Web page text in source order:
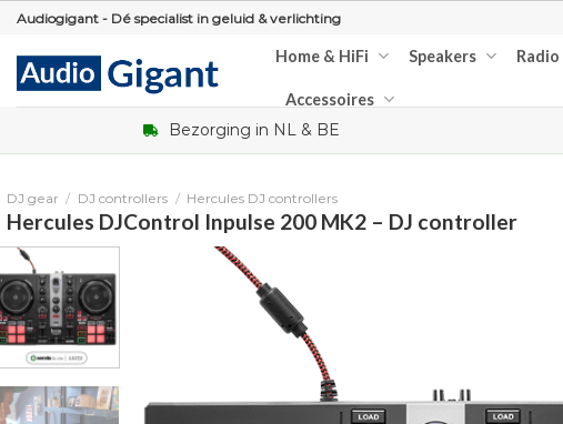
Skip
content
Audiogigant - Dé specialist in geluid & verlichting
Home & HiFi Speakers
Accessoires
Bezorging in NL & BE
DJ gear / DJ controllers / Hercules DJ controllers
Hercules DJControl Inpulse 200 MK2 – DJ controller